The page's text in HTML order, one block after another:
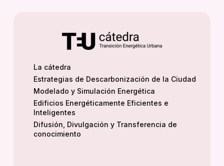
La cátedra
Estrategias de Descarbonización de la Ciudad
Modelado y Simulación Energética
Edificios Energéticamente Eficientes e
Inteligentes
Difusión, Divulgación y Transferencia de
conocimiento